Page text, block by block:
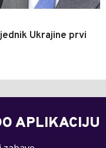
Ukrajine prvi
APLIKACIJU